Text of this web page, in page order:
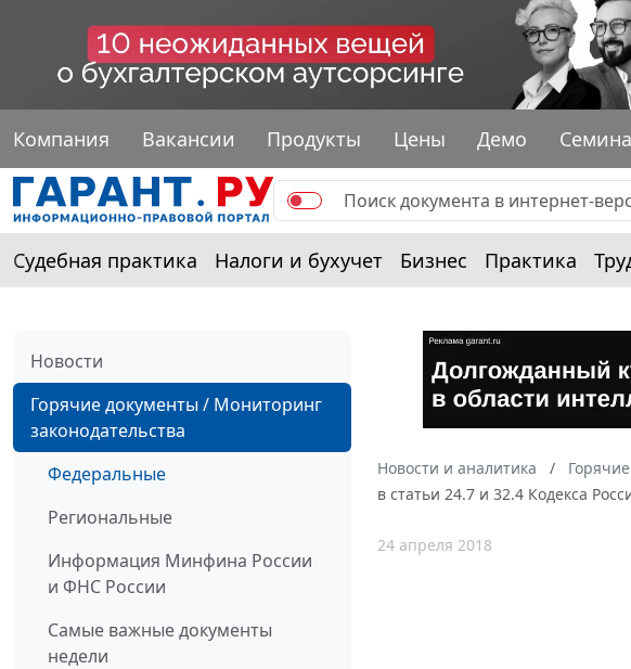
Компания Вакансии Продукты Цены Демо
Судебная практика Налоги и бухучет Бизнес Практика
Новости
Горячие документы / Мониторинг
законодательства
Федеральные
Региональные
Информация Минфина России
и ФНС России
Самые важные документы
недели
Новости и аналитика
в статьи 24.7 и 32.4 Кодекса
24 апреля 2018